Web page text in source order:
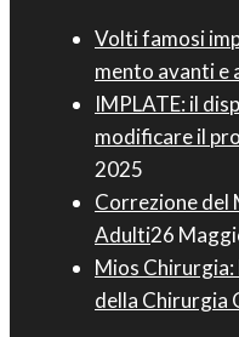
Volti famosi
mento avanti e
IMPLATE: il
modificare il
2025
Correzione del
Adulti26
Mios Chirurgia
della Chirurgia